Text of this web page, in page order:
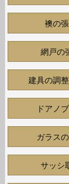
襖の
網戸の
建具の調
ドアノ
ガラス
サッシ